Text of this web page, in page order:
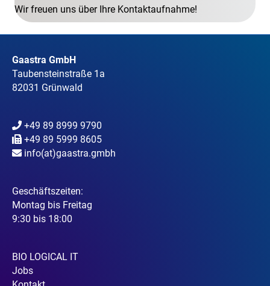
Wir freuen uns über Ihre Kontaktaufnahme!
Gaastra GmbH
Taubensteinstraße 1a
82031 Grünwald
+49 89 8999 9790
+49 89 5999 8605
info(at)gaastra.gmbh
Geschäftszeiten:
Montag bis Freitag
9:30 bis 18:00
BIO LOGICAL IT
Jobs